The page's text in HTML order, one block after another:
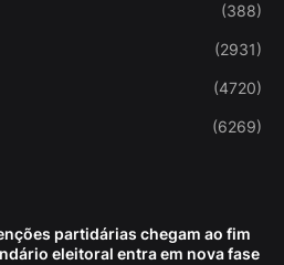
(388)
(2931)
(4720)
(6269)
partidárias chegam ao fim
eleitoral entra em nova fase